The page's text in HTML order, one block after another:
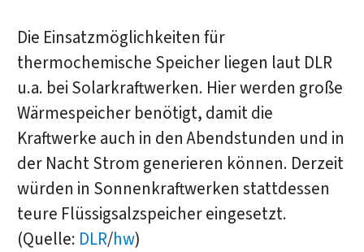
Die Einsatzmöglichkeiten für
thermochemische Speicher liegen laut DLR
u.a. bei Solarkraftwerken. Hier werden große
Wärmespeicher benötigt, damit die
Kraftwerke auch in den Abendstunden und in
der Nacht Strom generieren können. Derzeit
würden in Sonnenkraftwerken stattdessen
teure Flüssigsalzspeicher eingesetzt.
(Quelle: DLR/hw)